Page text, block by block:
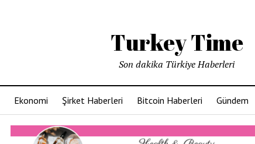
Turkey Time
Son dakika Türkiye Haberleri
Ekonomi Şirket Haberleri Bitcoin Haberleri Gündem